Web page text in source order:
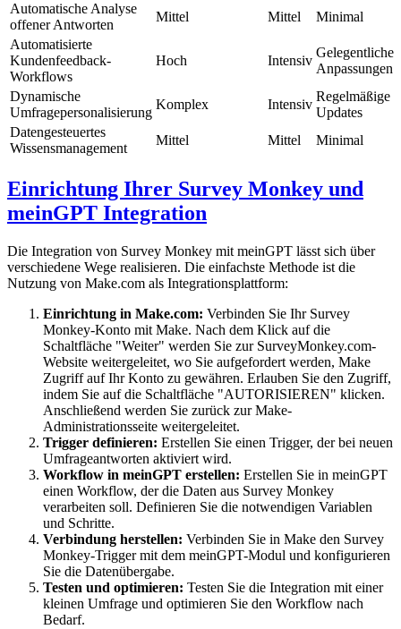
Automatische Analyse
offener Antworten
Mittel Mittel
Minimal
Automatisierte
Kundenfeedback-
Workflows
Hoch Intensiv
Gelegentliche
Anpassungen
Dynamische
Umfragepersonalisierung
Komplex Intensiv
Regelmäßige
Updates
Datengesteuertes
Wissensmanagement
Mittel Mittel Minimal
Einrichtung Ihrer Survey Monkey und
meinGPT Integration
Die Integration von Survey Monkey mit meinGPT lässt sich über
verschiedene Wege realisieren. Die einfachste Methode ist die
Nutzung von Make.com als Integrationsplattform:
Einrichtung in Make.com: Verbinden Sie Ihr Survey
Monkey-Konto mit Make. Nach dem Klick auf die
Schaltfläche "Weiter" werden Sie zur SurveyMonkey.com-
Website weitergeleitet, wo Sie aufgefordert werden, Make
Zugriff auf Ihr Konto zu gewähren. Erlauben Sie den Zugriff,
indem Sie auf die Schaltfläche "AUTORISIEREN" klicken.
Anschließend werden Sie zurück zur Make-
Administrationsseite weitergeleitet.
Trigger definieren: Erstellen Sie einen Trigger, der bei neuen
Umfrageantworten aktiviert wird.
Workflow in meinGPT erstellen: Erstellen Sie in meinGPT
einen Workflow, der die Daten aus Survey Monkey
verarbeiten soll. Definieren Sie die notwendigen Variablen
und Schritte.
Verbindung herstellen: Verbinden Sie in Make den Survey
Monkey-Trigger mit dem meinGPT-Modul und konfigurieren
Sie die Datenübergabe.
Testen und optimieren: Testen Sie die Integration mit einer
kleinen Umfrage und optimieren Sie den Workflow nach
Bedarf.